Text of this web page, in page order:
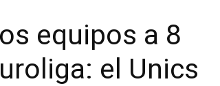
equipos a 8
el Unics